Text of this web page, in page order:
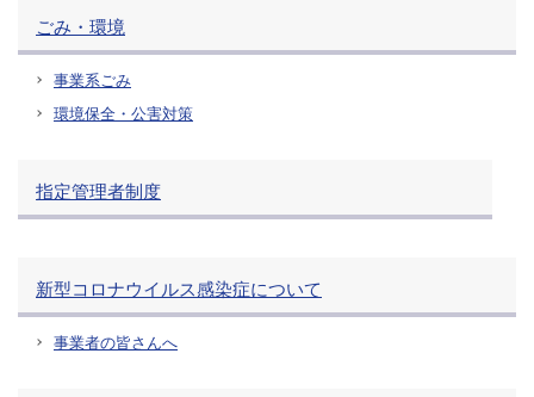
ごみ・環境
事業系ごみ
環境保全・公害対策
指定管理者制度
新型コロナウイルス感染症について
事業者の皆さんへ